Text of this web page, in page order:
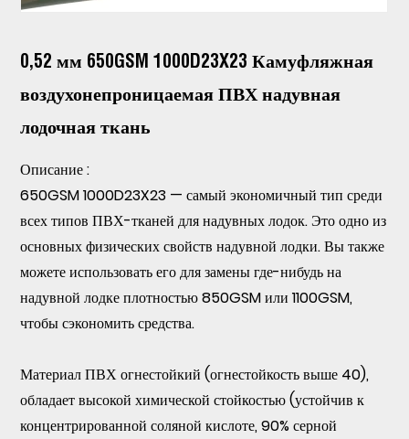
0,52 мм 650GSM 1000D23X23 Камуфляжная
воздухонепроницаемая ПВХ надувная
лодочная ткань
Описание:
650GSM 1000D23X23 — самый экономичный тип среди
всех типов ПВХ-тканей для надувных лодок. Это одно из
основных физических свойств надувной лодки. Вы также
можете использовать его для замены где-нибудь на
надувной лодке плотностью 850GSM или 1100GSM,
чтобы сэкономить средства.
Материал ПВХ огнестойкий (огнестойкость выше 40),
обладает высокой химической стойкостью (устойчив к
концентрированной соляной кислоте, 90% серной